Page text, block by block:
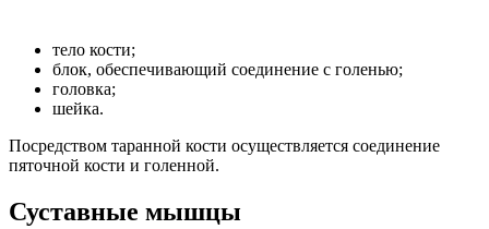
тело кости;
блок, обеспечивающий соединение с голенью;
головка;
шейка.
Посредством таранной кости осуществляется соединение
пяточной кости и голенной.
Суставные мышцы